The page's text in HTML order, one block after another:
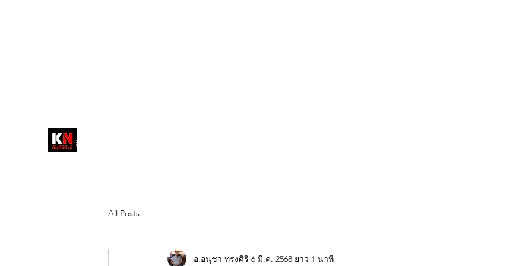
วส์
สื่อลึกวงการสงฆ์ เจาะตรงพระเครื่อง
All Posts
อ.อนุชา ทรงศิริ 6 มี.ค. 2568 ยาว 1 นาที